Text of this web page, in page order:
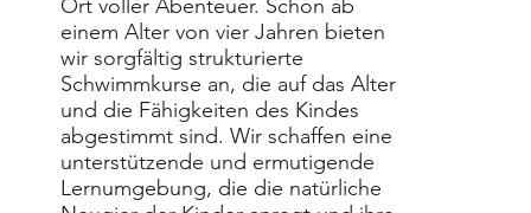
Ort voller Abenteuer. Schon ab
einem Alter von vier Jahren bieten
wir sorgfältig strukturierte
Schwimmkurse an, die auf das Alter
und die Fähigkeiten des Kindes
abgestimmt sind. Wir schaffen eine
unterstützende und ermutigende
Lernumgebung, die die natürliche